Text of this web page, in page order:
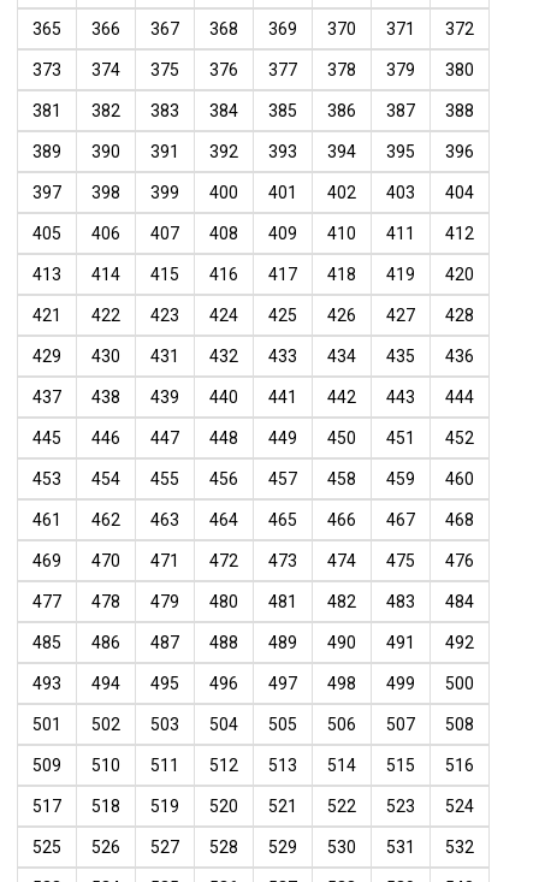
365 366 367 368 369 370 371 372
373 374 375 376 377 378 379 380
381 382 383 384 385 386 387 388
389 390 391 392 393 394 395 396
397 398 399 400 401 402 403 404
405 406 407 408 409 410 411 412
413 414 415 416 417 418 419 420
421 422 423 424 425 426 427 428
429 430 431 432 433 434 435 436
437 438 439 440 441 442 443 444
445 446 447 448 449 450 451 452
453 454 455 456 457 458 459 460
461 462 463 464 465 466 467 468
469 470 471 472 473 474 475 476
477 478 479 480 481 482 483 484
485 486 487 488 489 490 491 492
493 494 495 496 497 498 499 500
501 502 503 504 505 506 507 508
509 510 511 512 513 514 515 516
517 518 519 520 521 522 523 524
525 526 527 528 529 530 531 532